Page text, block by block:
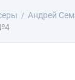
Андрей